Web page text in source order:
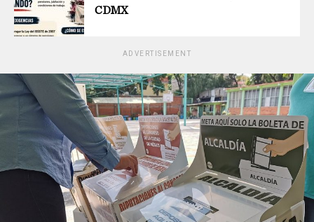
CDMX
ADVERTISEMENT